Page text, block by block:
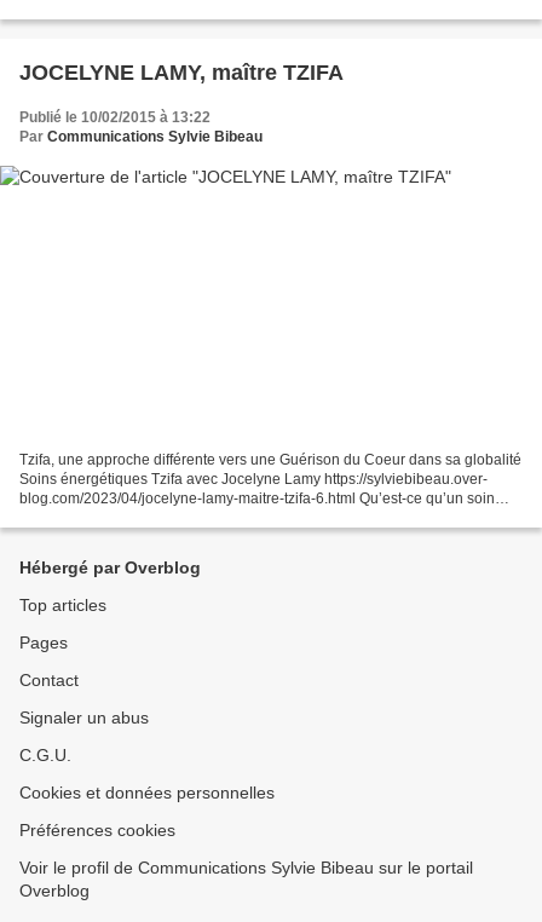
JOCELYNE LAMY, maître TZIFA
Publié le 10/02/2015 à 13:22
Par Communications Sylvie Bibeau
Tzifa, une approche différente vers une Guérison du Coeur dans sa globalité
Soins énergétiques Tzifa avec Jocelyne Lamy https://sylviebibeau.over-
blog.com/2023/04/jocelyne-lamy-maitre-tzifa-6.html Qu’est-ce qu’un soin
Hébergé par Overblog
Top articles
Pages
Contact
Signaler un abus
C.G.U.
Cookies et données personnelles
Préférences cookies
Voir le profil de Communications Sylvie Bibeau sur le portail
Overblog